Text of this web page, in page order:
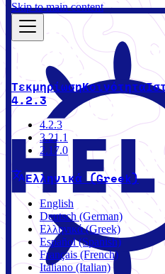
Skip to main content
ΤεκμηρίωσηΚοινότητα
4.2.3
4.2.3
3.21.1
2.17.0
Ελληνικά (Greek)
English
Deutsch (German)
Ελληνικά (Greek)
Español (Spanish)
Français (French)
Italiano (Italian)